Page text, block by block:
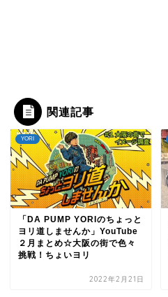
関連記事
YORI
「DA PUMP YORIのちょっと
ヨリ道しませんか」YouTube
２月まとめ☆大阪の街で色々
挑戦！ちょいヨリ
2022年2月21日